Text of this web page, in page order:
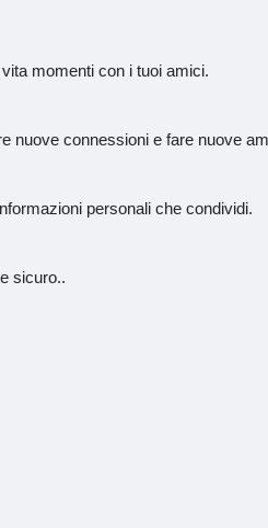
momenti con i tuoi amici.
nuove connessioni e fare nuove
personali che condividi.
sicuro..